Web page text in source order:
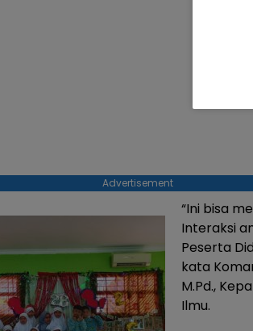
Advertisement
“Ini bisa
Interaksi
Peserta
kata
M.Pd.,
Ilmu.